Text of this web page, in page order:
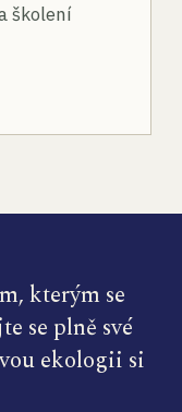
školení
kterým se
se plně své
ekologii si